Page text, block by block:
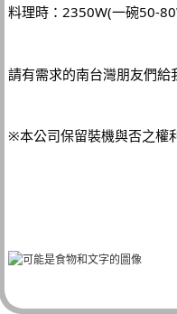
料理時：2350W(一碗50-
請有需求的南台灣朋友們給
※本公司保留裝機與否之權